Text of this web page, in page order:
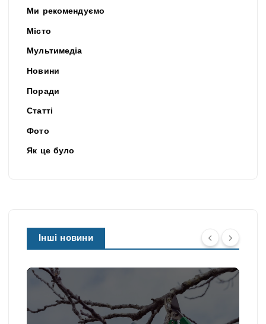
Ми рекомендуємо
Місто
Мультимедіа
Новини
Поради
Статті
Фото
Як це було
Інші новини